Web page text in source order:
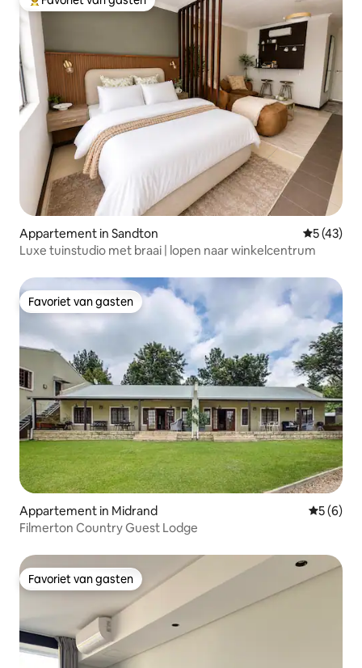
Topfavoriet van gasten
Appartement in Sandton
5 (43)
Luxe tuinstudio met braai | lopen naar winkelcentrum
Favoriet van gasten
Favoriet van gasten
Appartement in Midrand
5 (6)
Filmerton Country Guest Lodge
Favoriet van gasten
Favoriet van gasten